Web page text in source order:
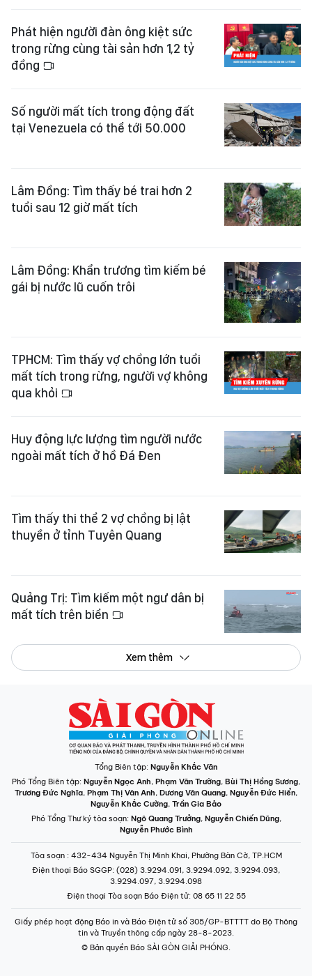
Phát hiện người đàn ông kiệt sức
trong rừng cùng tài sản hơn 1,2 tỷ
đồng
Số người mất tích trong động đất
tại Venezuela có thể tới 50.000
Lâm Đồng: Tìm thấy bé trai hơn 2
tuổi sau 12 giờ mất tích
Lâm Đồng: Khẩn trương tìm kiếm bé
gái bị nước lũ cuốn trôi
TPHCM: Tìm thấy vợ chồng lớn tuổi
mất tích trong rừng, người vợ không
qua khỏi
Huy động lực lượng tìm người nước
ngoài mất tích ở hồ Đá Đen
Tìm thấy thi thể 2 vợ chồng bị lật
thuyền ở tỉnh Tuyên Quang
Quảng Trị: Tìm kiếm một ngư dân bị
mất tích trên biển
Xem thêm
Tổng Biên tập: Nguyễn Khắc Văn
Phó Tổng Biên tập: Nguyễn Ngọc Anh, Phạm Văn Trường, Bùi Thị Hồng Sương,
Trương Đức Nghĩa, Phạm Thị Vân Anh, Dương Văn Quang, Nguyễn Đức Hiển,
Nguyễn Khắc Cường, Trần Gia Bảo
Phó Tổng Thư ký tòa soạn: Ngô Quang Trưởng, Nguyễn Chiến Dũng,
Nguyễn Phước Bình
Tòa soạn : 432-434 Nguyễn Thị Minh Khai, Phường Bàn Cờ, TP.HCM
Điện thoại Báo SGGP: (028) 3.9294.091, 3.9294.092, 3.9294.093,
3.9294.097, 3.9294.098
Điện thoại Tòa soạn Báo Điện tử: 08 65 11 22 55
Giấy phép hoạt động Báo in và Báo Điện tử số 305/GP-BTTTT do Bộ Thông
tin và Truyền thông cấp ngày 28-8-2023.
© Bản quyền Báo SÀI GÒN GIẢI PHÓNG.